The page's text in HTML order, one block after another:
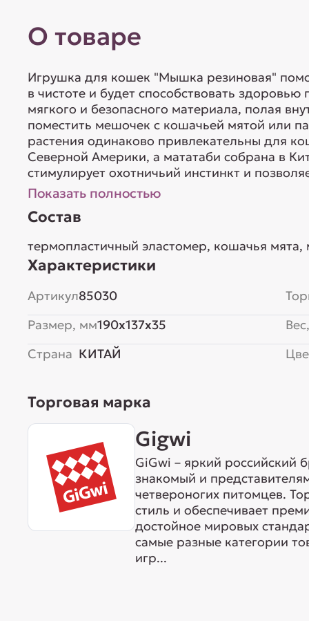
О товаре
Игрушка для кошек "Мышка резиновая"
в чистоте и будет способствовать
мягкого и безопасного материала, полая
поместить мешочек с кошачьей мятой или
растения одинаково привлекательны для
Северной Америки, а мататаби собрана в
стимулирует охотничьий инстинкт и
Показать полностью
Состав
термопластичный эластомер, кошачья мята,
Характеристики
Артикул85030
Размер, мм190x137x35
Страна КИТАЙ
Торговая марка
Gigwi
GiGwi – яркий российский
знакомый и
четвероногих питомцев.
стиль и обеспечивает
достойное мировых
самые разные категории
игр...